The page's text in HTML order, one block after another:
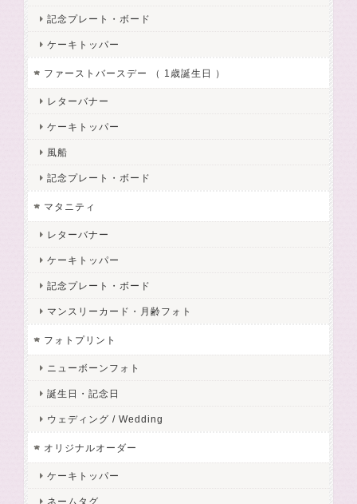
記念プレート・ボード
ケーキトッパー
ファーストバースデー （ 1歳誕生日 ）
レターバナー
ケーキトッパー
風船
記念プレート・ボード
マタニティ
レターバナー
ケーキトッパー
記念プレート・ボード
マンスリーカード・月齢フォト
フォトプリント
ニューボーンフォト
誕生日・記念日
ウェディング / Wedding
オリジナルオーダー
ケーキトッパー
ネームタグ